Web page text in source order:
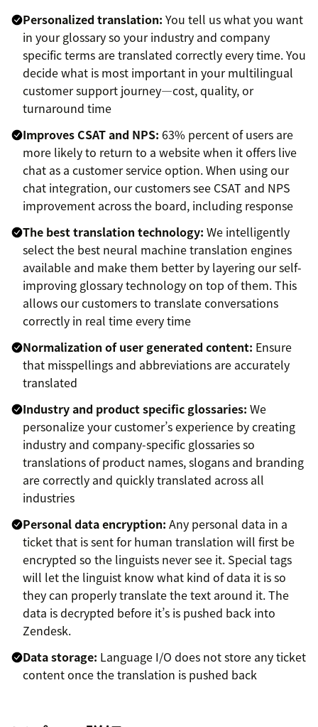
Personalized translation: You tell us what you want
in your glossary so your industry and company
specific terms are translated correctly every time. You
decide what is most important in your multilingual
customer support journey—cost, quality, or
turnaround time
Improves CSAT and NPS: 63% percent of users are
more likely to return to a website when it offers live
chat as a customer service option. When using our
chat integration, our customers see CSAT and NPS
improvement across the board, including response
The best translation technology: We intelligently
select the best neural machine translation engines
available and make them better by layering our self-
improving glossary technology on top of them. This
allows our customers to translate conversations
correctly in real time every time
Normalization of user generated content: Ensure
that misspellings and abbreviations are accurately
translated
Industry and product specific glossaries: We
personalize your customer’s experience by creating
industry and company-specific glossaries so
translations of product names, slogans and branding
are correctly and quickly translated across all
industries
Personal data encryption: Any personal data in a
ticket that is sent for human translation will first be
encrypted so the linguists never see it. Special tags
will let the linguist know what kind of data it is so
they can properly translate the text around it. The
data is decrypted before it’s is pushed back into
Zendesk.
Data storage: Language I/O does not store any ticket
content once the translation is pushed back